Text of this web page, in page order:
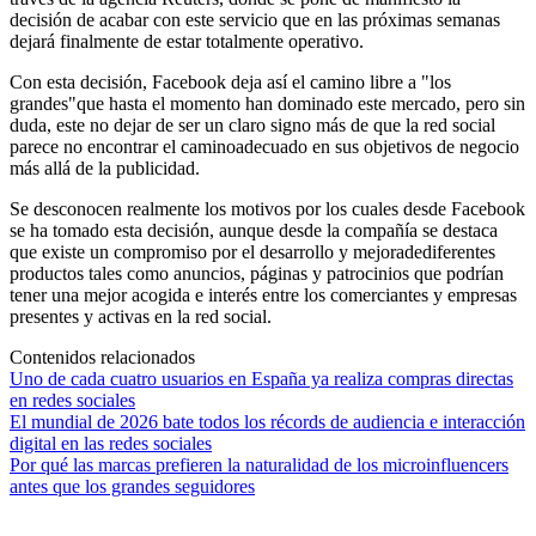
decisión de acabar con este servicio que en las próximas semanas
dejará finalmente de estar totalmente operativo.
Con esta decisión, Facebook deja así el camino libre a "los
grandes"que hasta el momento han dominado este mercado, pero sin
duda, este no dejar de ser un claro signo más de que la red social
parece no encontrar el caminoadecuado en sus objetivos de negocio
más allá de la publicidad.
Se desconocen realmente los motivos por los cuales desde Facebook
se ha tomado esta decisión, aunque desde la compañía se destaca
que existe un compromiso por el desarrollo y mejoradediferentes
productos tales como anuncios, páginas y patrocinios que podrían
tener una mejor acogida e interés entre los comerciantes y empresas
presentes y activas en la red social.
Contenidos relacionados
Uno de cada cuatro usuarios en España ya realiza compras directas
en redes sociales
El mundial de 2026 bate todos los récords de audiencia e interacción
digital en las redes sociales
Por qué las marcas prefieren la naturalidad de los microinfluencers
antes que los grandes seguidores